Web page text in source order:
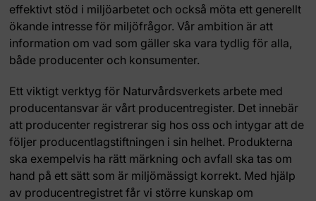
effektivt stöd i miljöarbetet och också möta ett generellt
ökande intresse för miljöfrågor. Vår ambition är att
information om vad som gäller ska vara tydlig för alla,
både producenter och konsumenter.
Ett viktigt verktyg för Naturvårdsverkets arbete med
producentansvar är vårt producentregister. Det innebär
att producenter registrerar sig hos oss och intygar att de
följer producentlagstiftningen i sin helhet. Produkterna
ska exempelvis ha rätt märkning och avfall ska tas om
hand på ett sätt som är miljömässigt korrekt. Med hjälp
av producentregistret får vi större kunskap om